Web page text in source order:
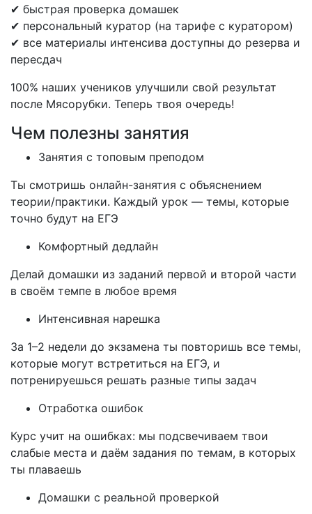
✔ быстрая проверка домашек
✔ персональный куратор (на тарифе с куратором)
✔ все материалы интенсива доступны до резерва и
пересдач
100% наших учеников улучшили свой результат
после Мясорубки. Теперь твоя очередь!
Чем полезны занятия
Занятия с топовым преподом
Ты смотришь онлайн-занятия с объяснением
теории/практики. Каждый урок — темы, которые
точно будут на ЕГЭ
Комфортный дедлайн
Делай домашки из заданий первой и второй части
в своём темпе в любое время
Интенсивная нарешка
За 1–2 недели до экзамена ты повторишь все темы,
которые могут встретиться на ЕГЭ, и
потренируешься решать разные типы задач
Отработка ошибок
Курс учит на ошибках: мы подсвечиваем твои
слабые места и даём задания по темам, в которых
ты плаваешь
Домашки с реальной проверкой